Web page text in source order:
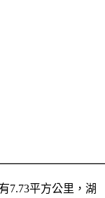
7.73平方公里，湖